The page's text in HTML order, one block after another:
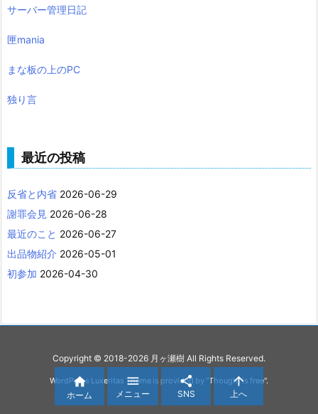
サーバー管理日記
匣mania
まな板の上のPC
独り言
最近の投稿
反省と内省 2026-06-29
謝罪会見 2026-06-28
最近のこと 2026-06-27
出品物紹介 2026-05-01
初参加 2026-04-30
Copyright © 2018-2026 月ヶ瀬樹 All Rights Reserved.
WordPress Luxeritas Theme is provided by "Thought is free".

ホーム

メニュー

SNS

上へ